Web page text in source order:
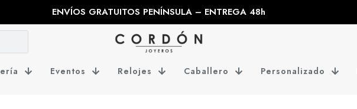
ENVÍOS GRATUITOS PENÍNSULA – ENTREGA 48h
Eventos Relojes Caballero Personalizado